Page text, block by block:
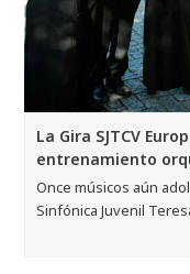
La Gira SJTCV
entrenamiento
Once músicos aún
Sinfónica Juvenil